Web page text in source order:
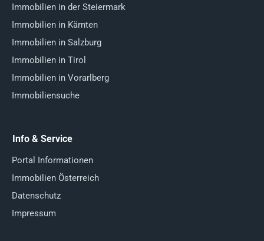
Immobilien in der Steiermark
Immobilien in Kärnten
Immobilien in Salzburg
Immobilien in Tirol
Immobilien in Vorarlberg
Immobiliensuche
Info & Service
Portal Informationen
Immobilien Österreich
Datenschutz
Impressum